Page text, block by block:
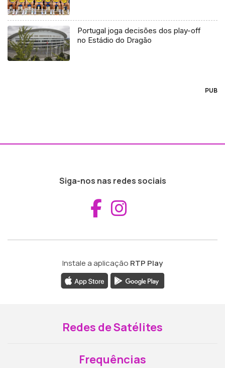
Portugal joga decisões dos play-off
no Estádio do Dragão
PUB
Siga-nos nas redes sociais
Aceder ao
Instale a aplicação RTP Play
Redes de Satélites
Frequências